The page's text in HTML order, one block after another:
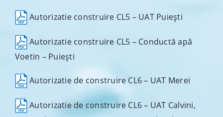
Autorizatie construire CL5 – UAT Puiești
Autorizatie construire CL5 – Conductă apă
Voetin – Puiești
Autorizatie de construire CL6 – UAT Merei
Autorizatie de construire CL6 – UAT Calvini,